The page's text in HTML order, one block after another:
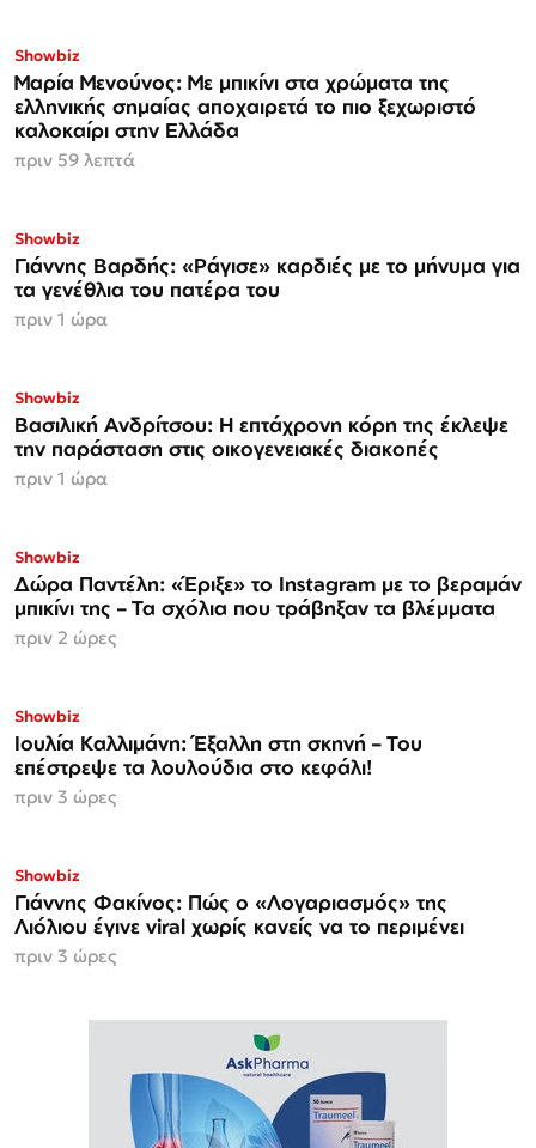
Showbiz
Μαρία Μενούνος: Με μπικίνι στα χρώματα της
ελληνικής σημαίας αποχαιρετά το πιο ξεχωριστό
καλοκαίρι στην Ελλάδα
πριν 59 λεπτά
Showbiz
Γιάννης Βαρδής: «Ράγισε» καρδιές με το μήνυμα για
τα γενέθλια του πατέρα του
πριν 1 ώρα
Showbiz
Βασιλική Ανδρίτσου: Η επτάχρονη κόρη της έκλεψε
την παράσταση στις οικογενειακές διακοπές
πριν 1 ώρα
Showbiz
Δώρα Παντέλη: «Έριξε» το Instagram με το βεραμάν
μπικίνι της – Τα σχόλια που τράβηξαν τα βλέμματα
πριν 2 ώρες
Showbiz
Ιουλία Καλλιμάνη: Έξαλλη στη σκηνή – Του
επέστρεψε τα λουλούδια στο κεφάλι!
πριν 3 ώρες
Showbiz
Γιάννης Φακίνος: Πώς ο «Λογαριασμός» της
Λιόλιου έγινε viral χωρίς κανείς να το περιμένει
πριν 3 ώρες